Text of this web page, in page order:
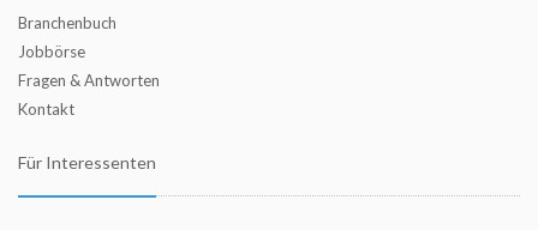
Branchenbuch
Jobbörse
Fragen & Antworten
Kontakt
Für Interessenten